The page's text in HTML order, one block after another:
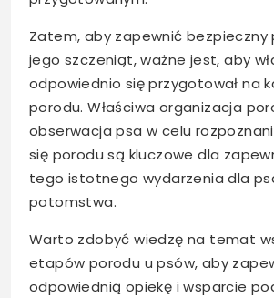
Zatem, aby zapewnić bezpieczny
jego szczeniąt, ważne jest, aby
odpowiednio się przygotował na
porodu. Właściwa organizacja
obserwacja psa w celu
się porodu są kluczowe dla
tego istotnego wydarzenia dla
potomstwa.
Warto zdobyć wiedzę na temat
etapów porodu u psów, aby
odpowiednią opiekę i wsparcie